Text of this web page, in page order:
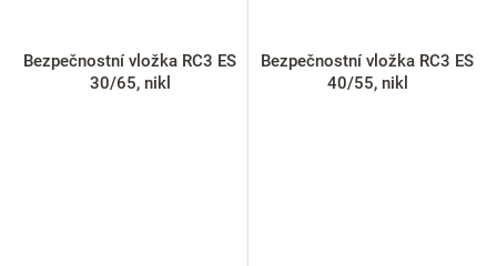
Bezpečnostní vložka RC3 ES
30/65, nikl
Bezpečnostní vložka RC3 ES
40/55, nikl